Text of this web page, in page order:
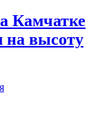
Камчатке
на высоту